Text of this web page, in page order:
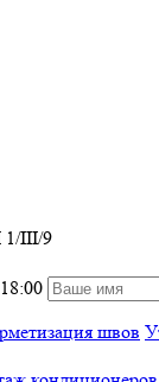
1/III/9
швов